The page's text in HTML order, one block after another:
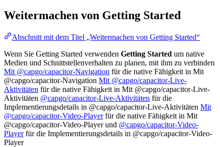
Weitermachen von Getting Started
Abschnitt mit dem Titel „Weitermachen von Getting Started“
Wenn Sie Getting Started verwenden Getting Started um native
Medien und Schnittstellenverhalten zu planen, mit ihm zu verbinden
Mit @capgo/capacitor-Navigation für die native Fähigkeit in Mit
@capgo/capacitor-Navigation Mit @capgo/capacitor-Live-
Aktivitäten für die native Fähigkeit in Mit @capgo/capacitor-Live-
Aktivitäten @capgo/capacitor-Live-Aktivitäten für die
Implementierungsdetails in @capgo/capacitor-Live-Aktivitäten Mit
@capgo/capacitor-Video-Playerfür die native Fähigkeit in Mit
@capgo/capacitor-Video-Player und @capgo/capacitor-Video-
Playerfür die Implementierungsdetails in @capgo/capacitor-Video-
Player